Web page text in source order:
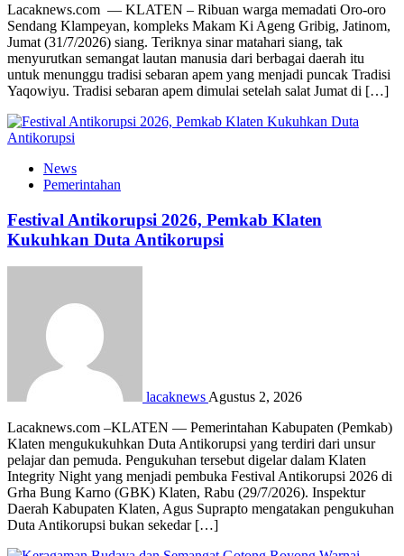
Lacaknews.com — KLATEN – Ribuan warga memadati Oro-oro
Sendang Klampeyan, kompleks Makam Ki Ageng Gribig, Jatinom,
Jumat (31/7/2026) siang. Teriknya sinar matahari siang, tak
menyurutkan semangat lautan manusia dari berbagai daerah itu
untuk menunggu tradisi sebaran apem yang menjadi puncak Tradisi
Yaqowiyu. Tradisi sebaran apem dimulai setelah salat Jumat di […]
News
Pemerintahan
Festival Antikorupsi 2026, Pemkab Klaten
Kukuhkan Duta Antikorupsi
lacaknews Agustus 2, 2026
Lacaknews.com –KLATEN — Pemerintahan Kabupaten (Pemkab)
Klaten mengukukuhkan Duta Antikorupsi yang terdiri dari unsur
pelajar dan pemuda. Pengukuhan tersebut digelar dalam Klaten
Integrity Night yang menjadi pembuka Festival Antikorupsi 2026 di
Grha Bung Karno (GBK) Klaten, Rabu (29/7/2026). Inspektur
Daerah Kabupaten Klaten, Agus Suprapto mengatakan pengukuhan
Duta Antikorupsi bukan sekedar […]